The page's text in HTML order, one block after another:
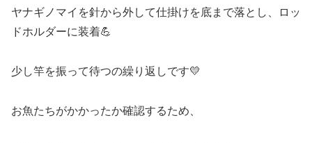
ヤナギノマイを針から外して仕掛けを底まで落とし、ロッ
ドホルダーに装着💪
少し竿を振って待つの繰り返しです💛
お魚たちがかかったか確認するため、